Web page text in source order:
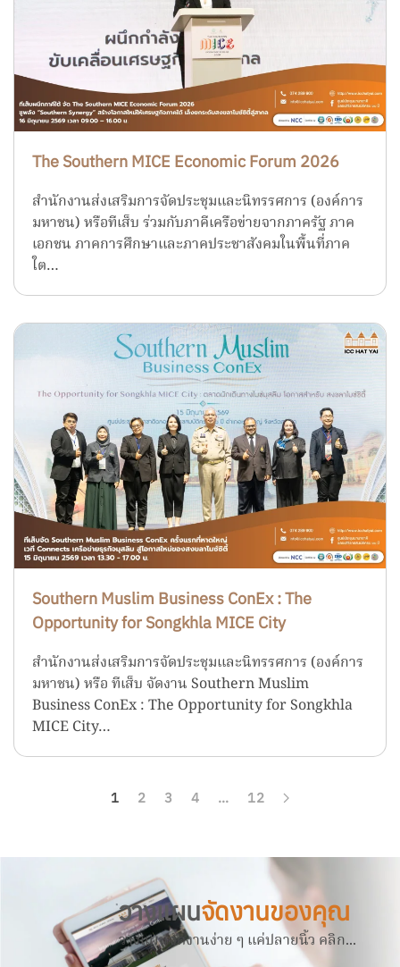
The Southern MICE Economic Forum 2026
สำนักงานส่งเสริมการจัดประชุมและนิทรรศการ (องค์การ
มหาชน) หรือทีเส็บ ร่วมกับภาคีเครือข่ายจากภาครัฐ ภาค
เอกชน ภาคการศึกษาและภาคประชาสังคมในพื้นที่ภาค
ใต…
Southern Muslim Business ConEx : The
Opportunity for Songkhla MICE City
สำนักงานส่งเสริมการจัดประชุมและนิทรรศการ (องค์การ
มหาชน) หรือ ทีเส็บ จัดงาน Southern Muslim
Business ConEx : The Opportunity for Songkhla
MICE City…
1 2 3 4 … 12
วางแผนจัดงานของคุณ
วางแผนจัดงานง่าย ๆ แค่ปลายนิ้ว คลิก...